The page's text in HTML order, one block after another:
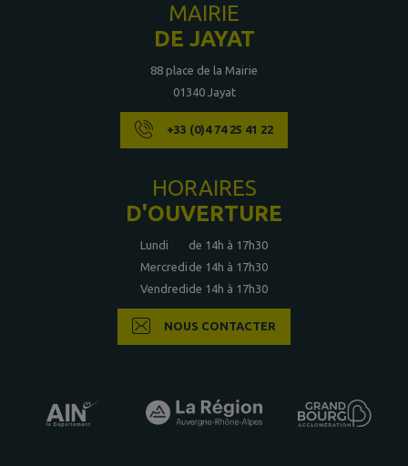
MAIRIE
DE JAYAT
88 place de la Mairie
01340 Jayat
+33 (0)4 74 25 41 22
HORAIRES
D'OUVERTURE
Lundi
de 14h à 17h30
Mercredi de 14h à 17h30
Vendredide 14h à 17h30
NOUS CONTACTER